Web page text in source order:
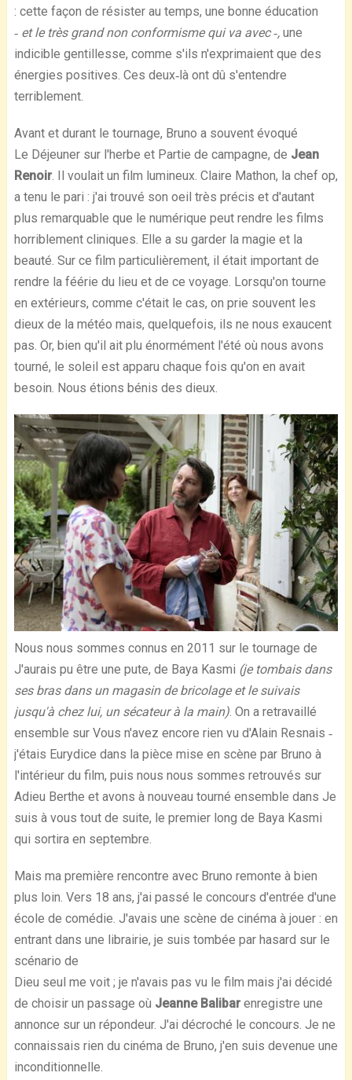
: cette façon de résister au temps, une bonne éducation
‐ et le très grand non conformisme qui va avec ‐, une
indicible gentillesse, comme s'ils n'exprimaient que des
énergies positives. Ces deux‐là ont dû s'entendre
terriblement.
Avant et durant le tournage, Bruno a souvent évoqué
Le Déjeuner sur l'herbe et Partie de campagne, de Jean
Renoir. Il voulait un film lumineux. Claire Mathon, la chef op,
a tenu le pari : j'ai trouvé son oeil très précis et d'autant
plus remarquable que le numérique peut rendre les films
horriblement cliniques. Elle a su garder la magie et la
beauté. Sur ce film particulièrement, il était important de
rendre la féérie du lieu et de ce voyage. Lorsqu'on tourne
en extérieurs, comme c'était le cas, on prie souvent les
dieux de la météo mais, quelquefois, ils ne nous exaucent
pas. Or, bien qu'il ait plu énormément l'été où nous avons
tourné, le soleil est apparu chaque fois qu'on en avait
besoin. Nous étions bénis des dieux.
Nous nous sommes connus en 2011 sur le tournage de
J'aurais pu être une pute, de Baya Kasmi (je tombais dans
ses bras dans un magasin de bricolage et le suivais
jusqu'à chez lui, un sécateur à la main). On a retravaillé
ensemble sur Vous n'avez encore rien vu d'Alain Resnais ‐
j'étais Eurydice dans la pièce mise en scène par Bruno à
l'intérieur du film, puis nous nous sommes retrouvés sur
Adieu Berthe et avons à nouveau tourné ensemble dans Je
suis à vous tout de suite, le premier long de Baya Kasmi
qui sortira en septembre.
Mais ma première rencontre avec Bruno remonte à bien
plus loin. Vers 18 ans, j'ai passé le concours d'entrée d'une
école de comédie. J'avais une scène de cinéma à jouer : en
entrant dans une librairie, je suis tombée par hasard sur le
scénario de
Dieu seul me voit ; je n'avais pas vu le film mais j'ai décidé
de choisir un passage où Jeanne Balibarenregistre une
annonce sur un répondeur. J'ai décroché le concours. Je ne
connaissais rien du cinéma de Bruno, j'en suis devenue une
inconditionnelle.